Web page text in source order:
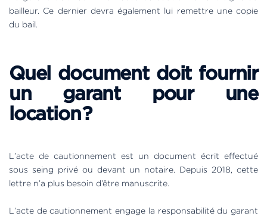
bailleur. Ce dernier devra également lui remettre une copie
du bail.
Quel document doit fournir
un garant pour une
location ?
L’acte de cautionnement est un document écrit effectué
sous seing privé ou devant un notaire. Depuis 2018, cette
lettre n’a plus besoin d’être manuscrite.
L’acte de cautionnement engage la responsabilité du garant